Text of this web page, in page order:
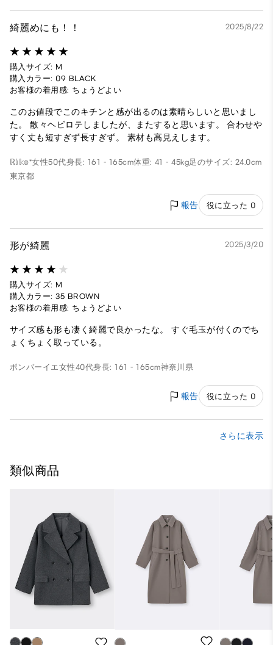
綺麗めにも！！ 2025/8/22
購入サイズ: M
購入カラー: 09 BLACK
お客様の着用感: ちょうどよい
このお値段でこのキチンと感が出るのは素晴らしいと思いまし
た。 散々ヘビロテしましたが、またすると思います。 合わせや
すく丈も短すぎず長すぎず。 素材も高見えします。
ℝ𝕚𝕜𝕠*女性50代身長: 161 - 165cm体重: 41 - 45kg足のサイズ: 24.0cm
東京都
報告 役に立った 0
形が綺麗 2025/3/20
購入サイズ: M
購入カラー: 35 BROWN
お客様の着用感: ちょうどよい
サイズ感も形も凄く綺麗で良かったな。 すぐ毛玉が付くのでち
ょくちょく取っている。
ボンバーイエ女性40代身長: 161 - 165cm神奈川県
報告 役に立った 0
さらに表示
類似商品